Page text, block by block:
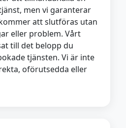
men vi garanterar
att slutföras utan
eller problem. Vårt
till det belopp du
tjänsten. Vi är inte
oförutsedda eller